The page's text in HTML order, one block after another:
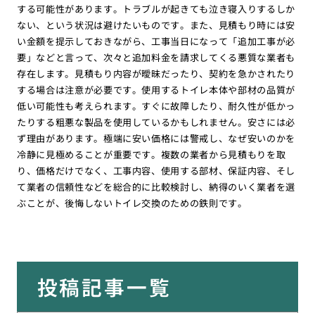
する可能性があります。トラブルが起きても泣き寝入りするしか
ない、という状況は避けたいものです。また、見積もり時には安
い金額を提示しておきながら、工事当日になって「追加工事が必
要」などと言って、次々と追加料金を請求してくる悪質な業者も
存在します。見積もり内容が曖昧だったり、契約を急かされたり
する場合は注意が必要です。使用するトイレ本体や部材の品質が
低い可能性も考えられます。すぐに故障したり、耐久性が低かっ
たりする粗悪な製品を使用しているかもしれません。安さには必
ず理由があります。極端に安い価格には警戒し、なぜ安いのかを
冷静に見極めることが重要です。複数の業者から見積もりを取
り、価格だけでなく、工事内容、使用する部材、保証内容、そし
て業者の信頼性などを総合的に比較検討し、納得のいく業者を選
ぶことが、後悔しないトイレ交換のための鉄則です。
投稿記事一覧